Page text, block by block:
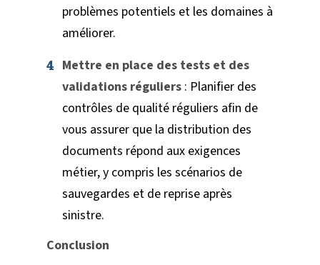
problèmes potentiels et les domaines à
améliorer.
Mettre en place des tests et des
validations réguliers : Planifier des
contrôles de qualité réguliers afin de
vous assurer que la distribution des
documents répond aux exigences
métier, y compris les scénarios de
sauvegardes et de reprise après
sinistre.
Conclusion